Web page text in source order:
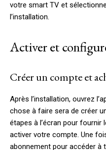
votre smart TV et
l’installation.
Activer et
Créer un compte et
Après l’installation, ouvrez
chose à faire sera de créer
étapes à l’écran pour
activer votre compte. Une
abonnement pour accéder à